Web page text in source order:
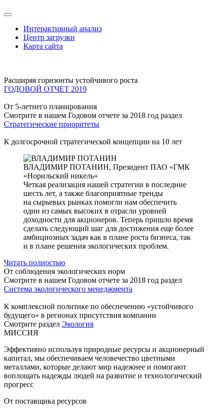
Интерактивный анализ
Центр загрузки
Карта сайта
Расширяя горизонты устойчивого роста
ГОДОВОЙ ОТЧЕТ 2019
От 5-летнего планирования
Смотрите в нашем Годовом отчете за 2018 год раздел
Стратегические приоритеты
К долгосрочной стратегической концепции на 10 лет
ВЛАДИМИР ПОТАНИН, Президент ПАО «ГМК
«Норильский никель»
Четкая реализация нашей стратегии в последние
шесть лет, а также благоприятные тренды
на сырьевых рынках помогли нам обеспечить
один из самых высоких в отрасли уровней
доходности для акционеров. Теперь пришло время
сделать следующий шаг для достижения еще более
амбициозных задач как в плане роста бизнеса, так
и в плане решения экологических проблем.
Читать полностью
От соблюдения экологических норм
Смотрите в нашем Годовом отчете за 2018 год раздел
Система экологического менеджмента
К комплексной политике по обеспечению «устойчивого
будущего» в регионах присутствия компании
Смотрите раздел Экология
МИССИЯ
Эффективно используя природные ресурсы и акционерный
капитал, мы обеспечиваем человечество цветными
металлами, которые делают мир надежнее и помогают
воплощать надежды людей на развитие и технологический
прогресс
От поставщика ресурсов